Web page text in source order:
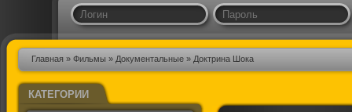
Главная » Фильмы » Документальные » Доктрина Шока
КАТЕГОРИИ